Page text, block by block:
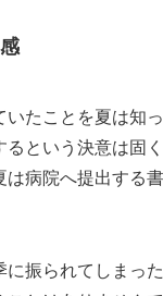
たことを夏は知っ
という決意は固く
は病院へ提出する
に振られてしまっ